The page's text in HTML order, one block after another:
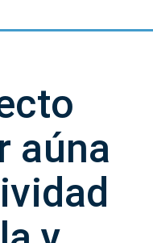
aúna